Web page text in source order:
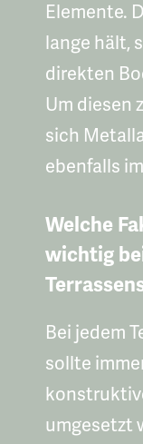
Elemente.
lange hält,
direkten
Um diesen
sich
ebenfalls
Welche
wichtig
Bei jedem
sollte
umgesetzt